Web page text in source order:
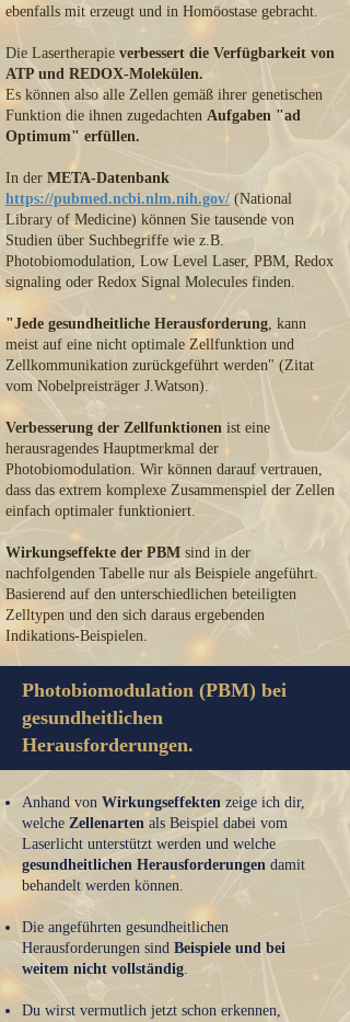
ebenfalls mit erzeugt und in Homöostase gebracht.
Die Lasertherapie verbessert die Verfügbarkeit von
ATP und REDOX-Molekülen.
Es können also alle Zellen gemäß ihrer genetischen
Funktion die ihnen zugedachten Aufgaben "ad
Optimum" erfüllen.
In der META-Datenbank
https://pubmed.ncbi.nlm.nih.gov/ (National
Library of Medicine) können Sie tausende von
Studien über Suchbegriffe wie z.B.
Photobiomodulation, Low Level Laser, PBM, Redox
signaling oder Redox Signal Molecules finden.
"Jede gesundheitliche Herausforderung, kann
meist auf eine nicht optimale Zellfunktion und
Zellkommunikation zurückgeführt werden" (Zitat
vom Nobelpreisträger J.Watson).
Verbesserung der Zellfunktionen ist eine
herausragendes Hauptmerkmal der
Photobiomodulation. Wir können darauf vertrauen,
dass das extrem komplexe Zusammenspiel der Zellen
einfach optimaler funktioniert.
Wirkungseffekte der PBM sind in der
nachfolgenden Tabelle nur als Beispiele angeführt.
Basierend auf den unterschiedlichen beteiligten
Zelltypen und den sich daraus ergebenden
Indikations-Beispielen.
Photobiomodulation (PBM) bei
gesundheitlichen
Herausforderungen.
Anhand von Wirkungseffekten zeige ich dir,
welche Zellenarten als Beispiel dabei vom
Laserlicht unterstützt werden und welche
gesundheitlichen Herausforderungen damit
behandelt werden können.
Die angeführten gesundheitlichen
Herausforderungen sind Beispiele und bei
weitem nicht vollständig.
Du wirst vermutlich jetzt schon erkennen,